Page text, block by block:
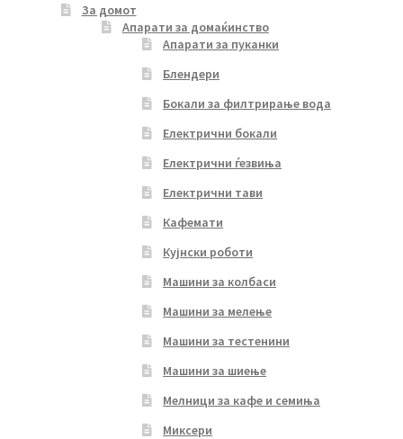
За домот
Апарати за домаќинство
Апарати за пуканки
Блендери
Бокали за филтрирање вода
Електрични бокали
Електрични ѓезвиња
Електрични тави
Кафемати
Кујнски роботи
Машини за колбаси
Машини за мелење
Машини за тестенини
Машини за шиење
Мелници за кафе и семиња
Миксери